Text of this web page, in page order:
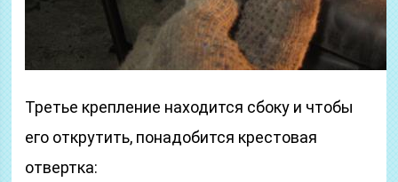
Третье крепление находится сбоку и чтобы
его открутить, понадобится крестовая
отвертка: